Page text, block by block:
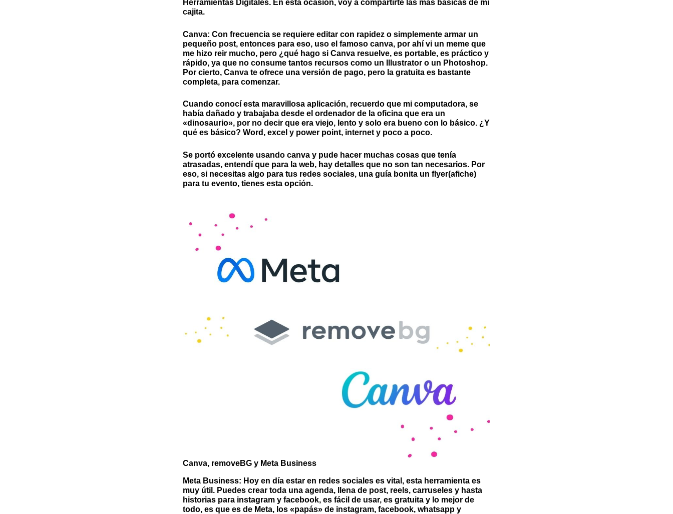
Herramientas Digitales. En esta ocasión, voy a compartirte las más básicas de mi
cajita.
Canva: Con frecuencia se requiere editar con rapidez o simplemente armar un
pequeño post, entonces para eso, uso el famoso canva, por ahí vi un meme que
me hizo reir mucho, pero ¿qué hago si Canva resuelve, es portable, es práctico y
rápido, ya que no consume tantos recursos como un Illustrator o un Photoshop.
Por cierto, Canva te ofrece una versión de pago, pero la gratuita es bastante
completa, para comenzar.
Cuando conocí esta maravillosa aplicación, recuerdo que mi computadora, se
había dañado y trabajaba desde el ordenador de la oficina que era un
«dinosaurio», por no decir que era viejo, lento y solo era bueno con lo básico. ¿Y
qué es básico? Word, excel y power point, internet y poco a poco.
Se portó excelente usando canva y pude hacer muchas cosas que tenía
atrasadas, entendí que para la web, hay detalles que no son tan necesarios. Por
eso, si necesitas algo para tus redes sociales, una guía bonita un flyer(afiche)
para tu evento, tienes esta opción.
Canva, removeBG y Meta Business
Meta Business: Hoy en día estar en redes sociales es vital, esta herramienta es
muy útil. Puedes crear toda una agenda, llena de post, reels, carruseles y hasta
historias para instagram y facebook, es fácil de usar, es gratuita y lo mejor de
todo, es que es de Meta, los «papás» de instagram, facebook, whatsapp y